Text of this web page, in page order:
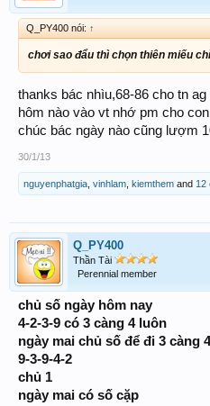
Q_PY400 nói: ↑
chơi sao đẩu thì chọn thiên miếu
thanks bác nhìu,68-86 cho tn
hôm nào vào vt nhớ pm cho
chúc bác ngày nào cũng lượm
30/1/13
nguyenphatgia vinhlam kiemthem and 12
Q_PY400
Thần Tài
Perennial member
chủ số ngày hôm nay
4-2-3-9 có 3 càng 4 luôn
ngày mai chủ số để đi 3 càng
9-3-9-4-2
chủ 1
ngày mai có số cặp